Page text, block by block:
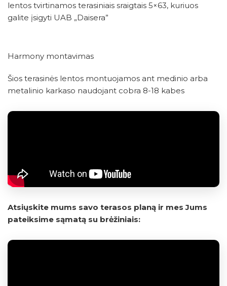
lentos tvirtinamos terasiniais sraigtais 5×63, kuriuos
galite įsigyti UAB „Daisera”
Harmony montavimas
Šios terasinės lentos montuojamos ant medinio arba
metalinio karkaso naudojant cobra 8-18 kabes
Atsiųskite mums savo terasos planą ir mes Jums
pateiksime sąmatą su brėžiniais: